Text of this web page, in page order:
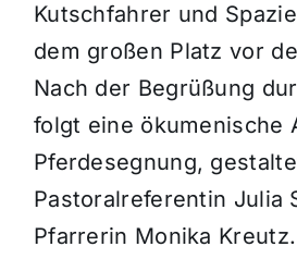
Kutschfahrer und
dem großen Platz vor
Nach der Begrüßung
folgt eine ökumenische
Pferdesegnung,
Pastoralreferentin Julia
Pfarrerin Monika